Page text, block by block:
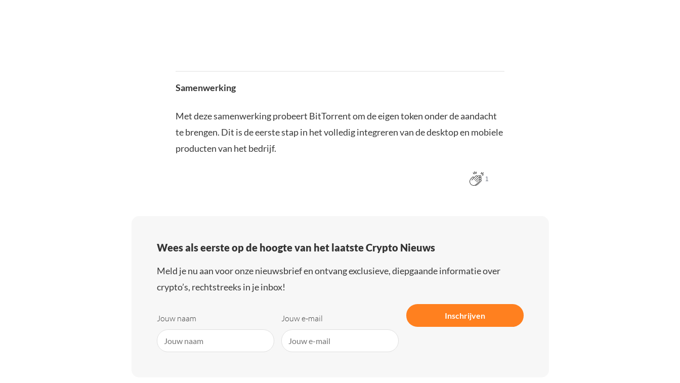
Samenwerking
Met deze samenwerking probeert BitTorrent om de eigen token onder de aandacht
te brengen. Dit is de eerste stap in het volledig integreren van de desktop en mobiele
producten van het bedrijf.
1
Wees als eerste op de hoogte van het laatste Crypto Nieuws
Meld je nu aan voor onze nieuwsbrief en ontvang exclusieve, diepgaande informatie over
crypto’s, rechtstreeks in je inbox!
Jouw naam Jouw e-mail Inschrijven